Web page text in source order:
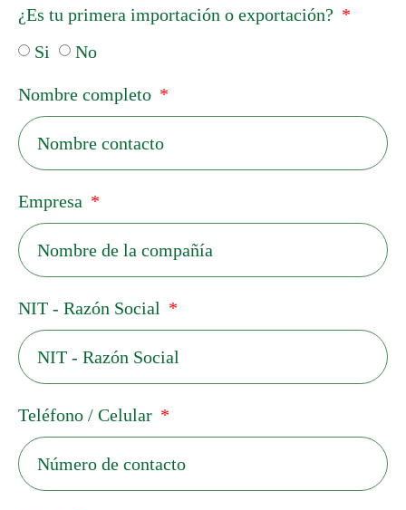
¿Es tu primera importación o exportación?
Si
No
Nombre completo
Empresa
NIT - Razón Social
Teléfono / Celular